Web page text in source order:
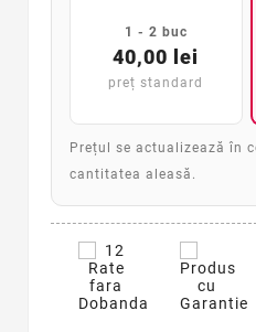
1 - 2 buc
40,00 lei
preț standard
Prețul se actualizează în
cantitatea aleasă.